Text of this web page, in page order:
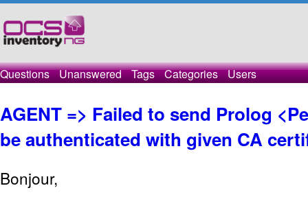
Questions Unanswered Tags Categories Users
AGENT => Failed to send Prolog
be authenticated with given CA
Bonjour,